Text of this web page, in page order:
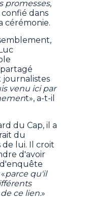
promesses,
confié dans
cérémonie.
journalistes
venu ici par
t», a-t-il
du Cap, il a
du
de lui. Il croit
d'avoir
d'enquête
parce qu'il
ce lien.»